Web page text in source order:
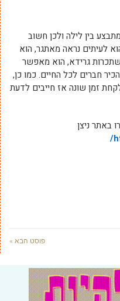
בין לילה ולכן חשוב
לעיתים נראה מאתגר, הוא
גרידא, הוא מאפשר
חברים לכל החיים. כמו כן,
זמן שונה אז חייבים לדעת
באתר ניצן
פוסט הבא »